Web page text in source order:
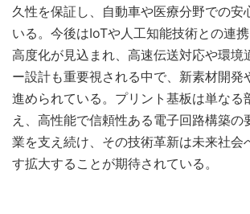
久性を保証し、自動車や医療分野での安
いる。今後はIoTや人工知能技術との連
高度化が見込まれ、高速伝送対応や環境
ー設計も重要視される中で、新素材開発
進められている。プリント基板は単なる
え、高性能で信頼性ある電子回路構築の
業を支え続け、その技術革新は未来社会
す拡大することが期待されている。